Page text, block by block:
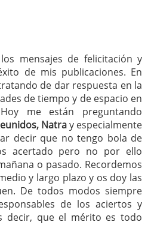
mensajes de felicitación y
de mis publicaciones. En
de dar respuesta en la
de tiempo y de espacio en
Hoy me están preguntando
Natray especialmente
decir que no tengo bola de
acertado pero no por ello
o pasado. Recordemos
y largo plazo y os doy las
De todos modos siempre
de los aciertos y
decir, que el mérito es todo